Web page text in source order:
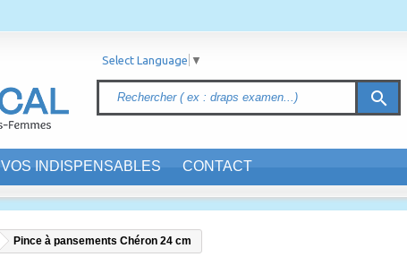
search
VOS INDISPENSABLES CONTACT
Select Language ▼
Pince à pansements Chéron 24 cm